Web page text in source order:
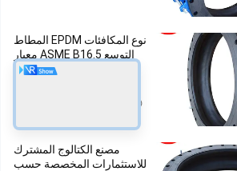
نوع المكافئات EPDM المطاط
التوسع ASME B16.5 معيار
اللفافة
مصنع الكتالوج المشترك
للاستثمارات المخصصة حسب